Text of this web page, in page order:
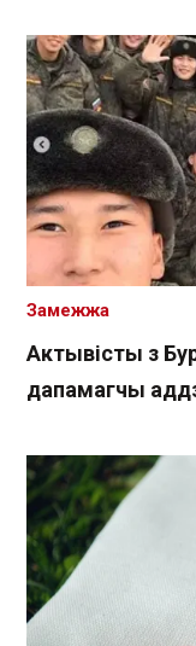
Актывісты з
дапамагчы
Замежжа